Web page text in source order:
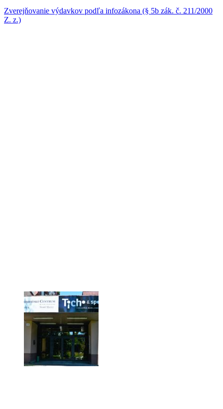
Zverejňovanie výdavkov podľa infozákona (§ 5b zák. č. 211/2000
Z. z.)